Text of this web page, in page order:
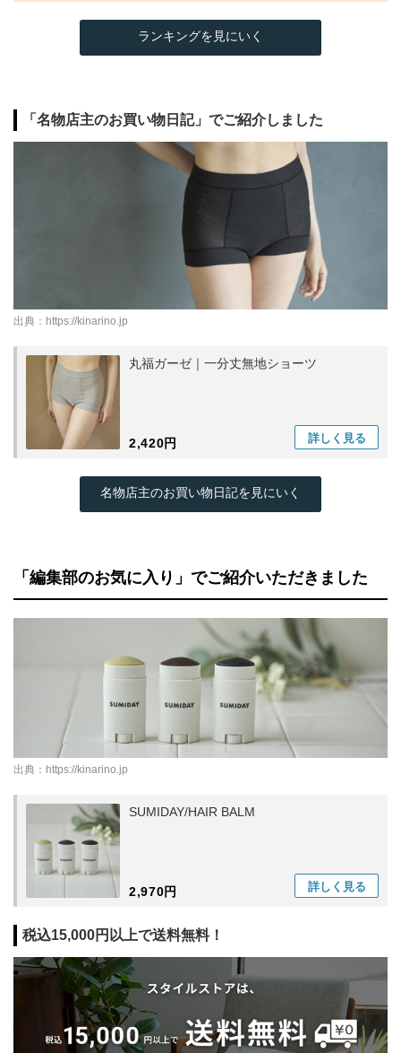
ランキングを見にいく
「名物店主のお買い物日記」でご紹介しました
出典： https://kinarino.jp
丸福ガーゼ｜一分丈無地ショーツ
2,420円 詳しく 見る
名物店主のお買い物日記を見にいく
「編集部のお気に入り」でご紹介いただきました
出典： https://kinarino.jp
SUMIDAY/HAIR BALM
2,970円 詳しく 見る
税込15,000円以上で送料無料！